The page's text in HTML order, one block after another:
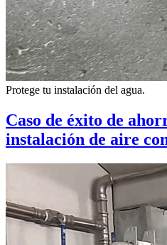
Protege tu instalación del agua.
Caso de éxito de
instalación de aire